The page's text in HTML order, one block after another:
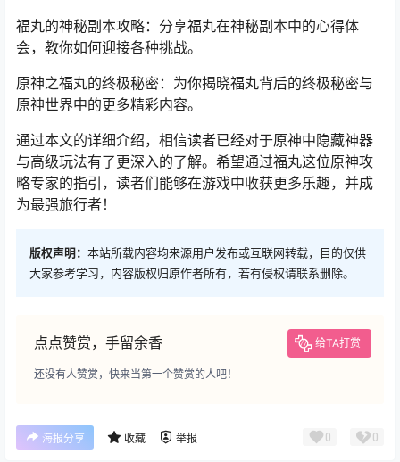
福丸的神秘副本攻略：分享福丸在神秘副本中的心得体
会，教你如何迎接各种挑战。
原神之福丸的终极秘密：为你揭晓福丸背后的终极秘密与
原神世界中的更多精彩内容。
通过本文的详细介绍，相信读者已经对于原神中隐藏神器
与高级玩法有了更深入的了解。希望通过福丸这位原神攻
略专家的指引，读者们能够在游戏中收获更多乐趣，并成
为最强旅行者！
版权声明： 本站所载内容均来源用户发布或互联网转载，目的仅供
大家参考学习，内容版权归原作者所有，若有侵权请联系删除。
点点赞赏，手留余香 给TA打赏
还没有人赞赏，快来当第一个赞赏的人吧！
海报分享 收藏 举报 0 0